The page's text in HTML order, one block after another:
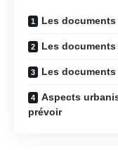
Les
Les
Les
Aspects
prévoir